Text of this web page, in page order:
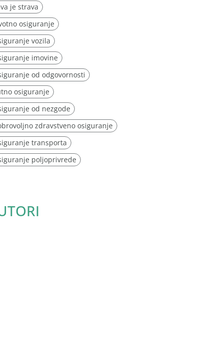
je strava
osiguranje
vozila
imovine
od odgovornosti
osiguranje
od nezgode
zdravstveno osiguranje
transporta
poljoprivrede